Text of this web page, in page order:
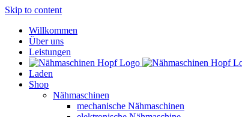
Skip to content
Willkommen
Über uns
Leistungen
Laden
Shop
Nähmaschinen
mechanische Nähmaschinen